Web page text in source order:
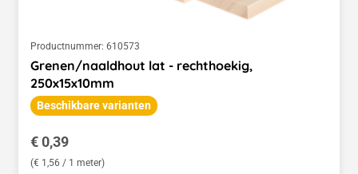
Productnummer: 610573
Grenen/naaldhout lat - rechthoekig,
250x15x10mm
Beschikbare varianten
Normale prijs:
€ 0,39
(€ 1,56 / 1 meter)